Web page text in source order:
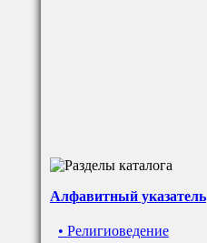
Алфавитный указатель
• Религиоведение